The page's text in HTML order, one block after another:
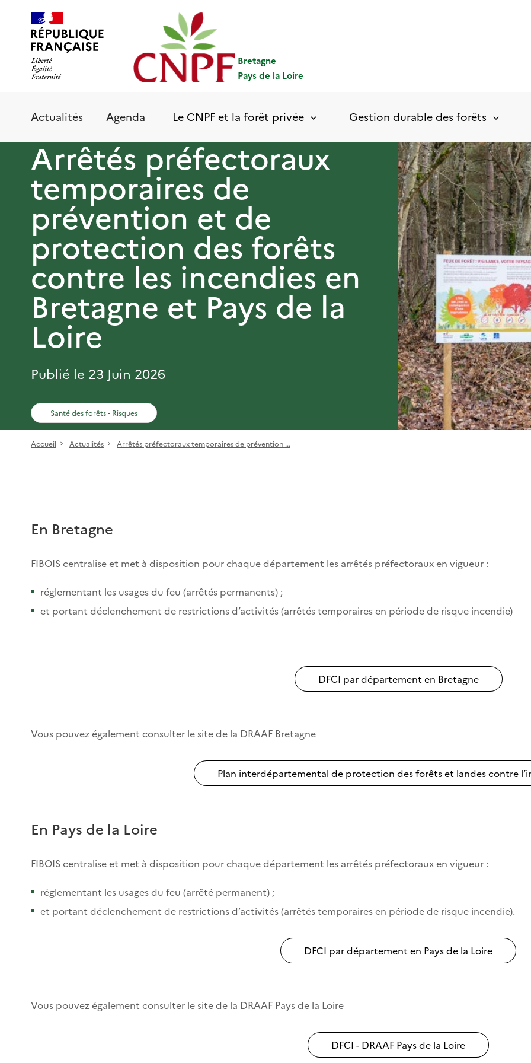
contenu
principal
Bretagne
Pays de la Loire
Actualités Agenda Le CNPF et la forêt privée Gestion durable des forêts
Arrêtés préfectoraux
temporaires de
prévention et de
protection des forêts
contre les incendies en
Bretagne et Pays de la
Loire
Publié le 23 Juin 2026
Santé des forêts - Risques
Accueil Actualités Arrêtés préfectoraux temporaires de prévention ...
En Bretagne
FIBOIS centralise et met à disposition pour chaque département les arrêtés préfectoraux en vigueur :
réglementant les usages du feu (arrêtés permanents) ;
et portant déclenchement de restrictions d’activités (arrêtés temporaires en période de risque incendie)
DFCI par département en Bretagne
Vous pouvez également consulter le site de la DRAAF Bretagne
Plan interdépartemental de protection des forêts et landes contre
En Pays de la Loire
FIBOIS centralise et met à disposition pour chaque département les arrêtés préfectoraux en vigueur :
réglementant les usages du feu (arrêté permanent) ;
et portant déclenchement de restrictions d’activités (arrêtés temporaires en période de risque incendie).
DFCI par département en Pays de la Loire
Vous pouvez également consulter le site de la DRAAF Pays de la Loire
DFCI - DRAAF Pays de la Loire